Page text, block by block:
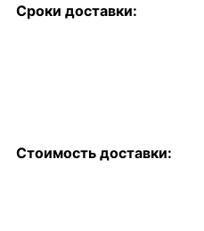
Сроки доставки:
Стоимость доставки: